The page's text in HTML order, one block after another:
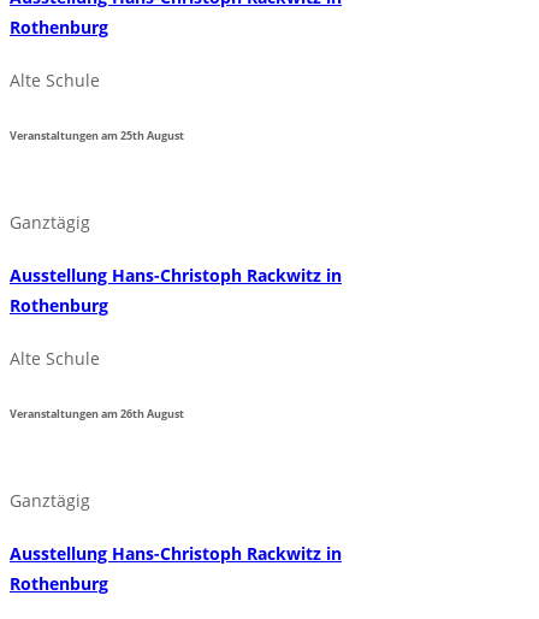
Rothenburg
Alte Schule
Veranstaltungen am25thAugust
Ganztägig
Ausstellung Hans-Christoph Rackwitz in
Rothenburg
Alte Schule
Veranstaltungen am26thAugust
Ganztägig
Ausstellung Hans-Christoph Rackwitz in
Rothenburg